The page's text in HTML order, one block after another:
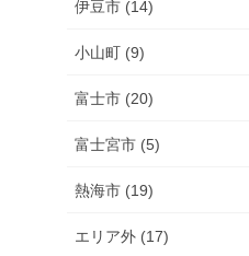
伊豆市 (14)
小山町 (9)
富士市 (20)
富士宮市 (5)
熱海市 (19)
エリア外 (17)